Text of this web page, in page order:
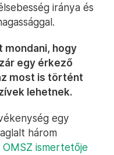
iránya és
mondani, hogy
egy érkező
most is történt
lehetnek.
egy
három
OMSZ ismertetője